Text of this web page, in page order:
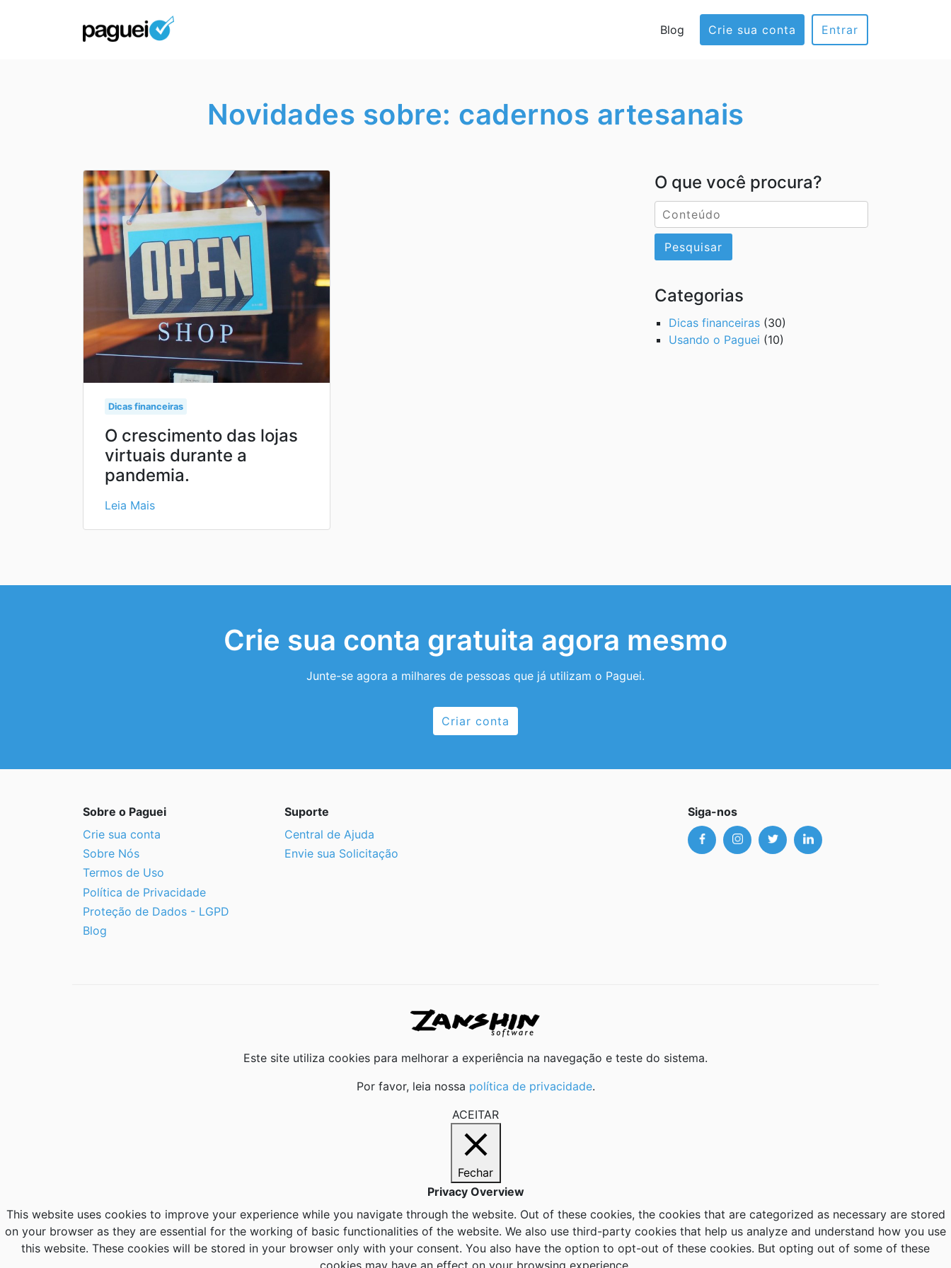
Blog Crie sua conta Entrar
Novidades sobre: cadernos artesanais
Dicas financeiras
O crescimento das lojas
virtuais durante a
pandemia.
Leia Mais
O que você procura?
Pesquisar
Categorias
Dicas financeiras (30)
Usando o Paguei (10)
Crie sua conta gratuita agora mesmo
Junte-se agora a milhares de pessoas que já utilizam o Paguei.
Criar conta
Sobre o Paguei
Crie sua conta
Sobre Nós
Termos de Uso
Política de Privacidade
Proteção de Dados - LGPD
Blog
Suporte
Central de Ajuda
Envie sua Solicitação
Siga-nos
Este site utiliza cookies para melhorar a experiência na navegação e teste do sistema.
Por favor, leia nossa política de privacidade.
ACEITAR
Fechar
Privacy Overview
This website uses cookies to improve your experience while you navigate through the website. Out of these cookies, the cookies that are categorized as necessary are stored
on your browser as they are essential for the working of basic functionalities of the website. We also use third-party cookies that help us analyze and understand how you use
this website. These cookies will be stored in your browser only with your consent. You also have the option to opt-out of these cookies. But opting out of some of these
cookies may have an effect on your browsing experience.